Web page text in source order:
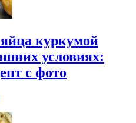
куркумой
условиях:
с фото